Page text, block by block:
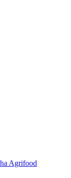
Agrifood